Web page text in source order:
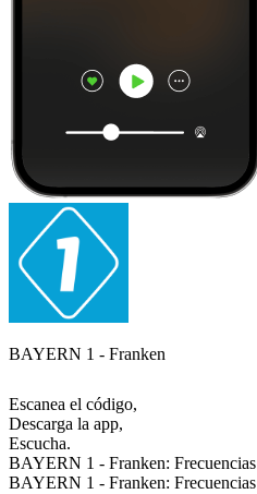
BAYERN 1 - Franken
Escanea el código,
Descarga la app,
Escucha.
BAYERN 1 - Franken: Frecuencias
BAYERN 1 - Franken: Frecuencias